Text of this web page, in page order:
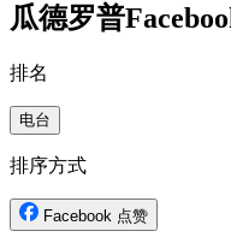
瓜德罗普
排名
电台
排序方式
Facebook 点赞